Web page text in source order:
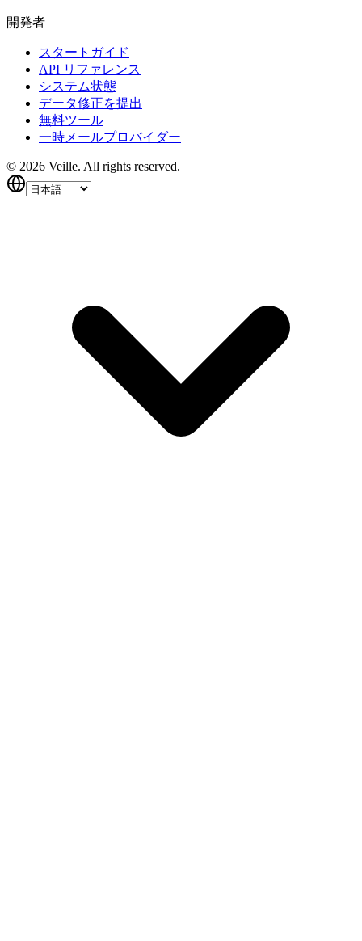
開発者
スタートガイド
API リファレンス
システム状態
データ修正を提出
無料ツール
一時メールプロバイダー
© 2026 Veille. All rights reserved.